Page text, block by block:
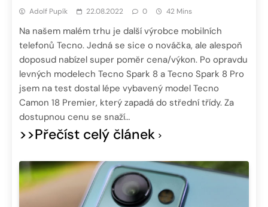
Adolf Pupík 22.08.2022 0 42 Mins
Na našem malém trhu je další výrobce mobilních
telefonů Tecno. Jedná se sice o nováčka, ale alespoň
doposud nabízel super poměr cena/výkon. Po opravdu
levných modelech Tecno Spark 8 a Tecno Spark 8 Pro
jsem na test dostal lépe vybavený model Tecno
Camon 18 Premier, který zapadá do střední třídy. Za
dostupnou cenu se snaží…
>>Přečíst celý článek